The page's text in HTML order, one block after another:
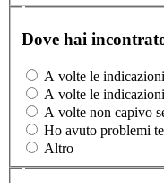
Dove hai
A volte le
A volte le
A volte non capivo
Ho avuto problemi
Altro